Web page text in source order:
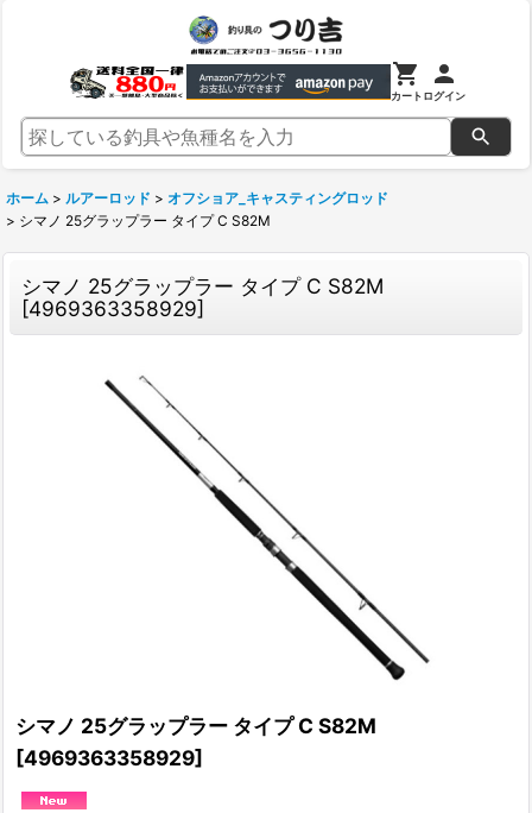
カートログイン
ホーム > ルアーロッド > オフショア_キャスティングロッド
> シマノ 25グラップラー タイプ C S82M
シマノ 25グラップラー タイプ C S82M
[4969363358929]
シマノ 25グラップラー タイプ C S82M
[4969363358929]